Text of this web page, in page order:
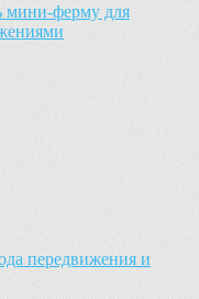
мини-ферму для
передвижения и